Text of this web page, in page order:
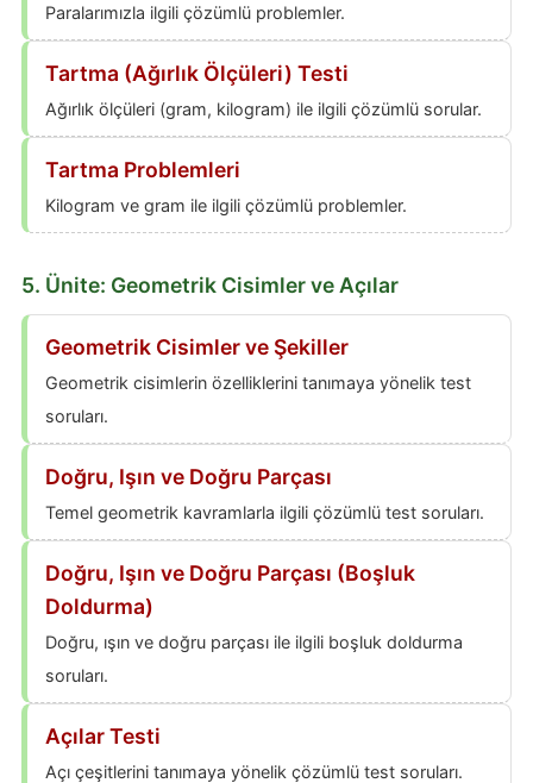
Paralarımızla ilgili çözümlü problemler.
Tartma (Ağırlık Ölçüleri) Testi
Ağırlık ölçüleri (gram, kilogram) ile ilgili çözümlü sorular.
Tartma Problemleri
Kilogram ve gram ile ilgili çözümlü problemler.
5. Ünite: Geometrik Cisimler ve Açılar
Geometrik Cisimler ve Şekiller
Geometrik cisimlerin özelliklerini tanımaya yönelik test
soruları.
Doğru, Işın ve Doğru Parçası
Temel geometrik kavramlarla ilgili çözümlü test soruları.
Doğru, Işın ve Doğru Parçası (Boşluk
Doldurma)
Doğru, ışın ve doğru parçası ile ilgili boşluk doldurma
soruları.
Açılar Testi
Açı çeşitlerini tanımaya yönelik çözümlü test soruları.